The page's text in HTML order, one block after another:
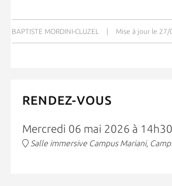
BAPTISTE MORDINI-CLUZEL Mise à jour le 27/
RENDEZ-VOUS
Mercredi 06 mai 2026 à 14h30
Salle immersive Campus Mariani,